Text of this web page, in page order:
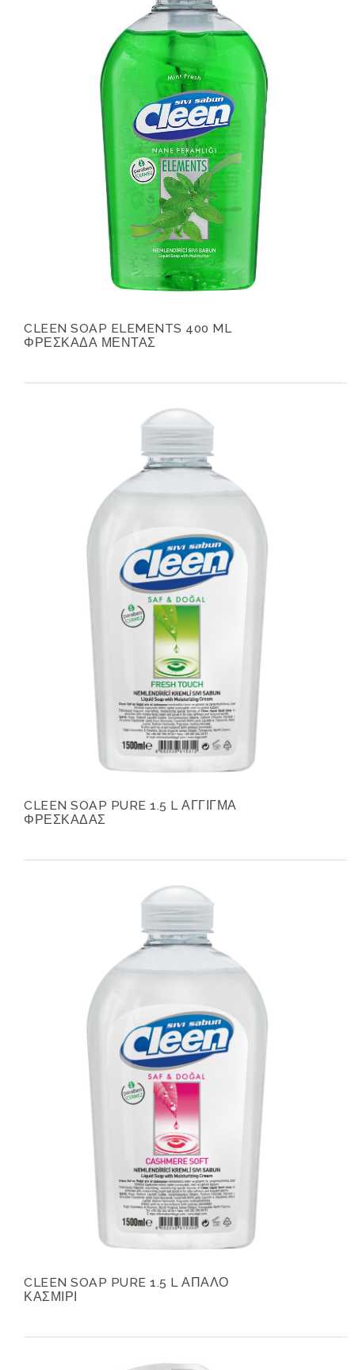
CLEEN SOAP ELEMENTS 400 ML
ΦΡΕΣΚΑΔΑ ΜΕΝΤΑΣ
CLEEN SOAP PURE 1.5 L ΑΓΓΙΓΜΑ
ΦΡΕΣΚΑΔΑΣ
CLEEN SOAP PURE 1.5 L ΑΠΑΛΟ
ΚΑΣΜΙΡΙ